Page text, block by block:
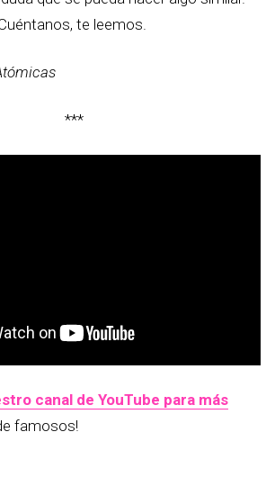
te leemos.
***
canal de YouTube para más
famosos!